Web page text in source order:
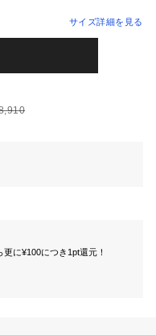
サイズ詳細を見る
に¥100につき1pt還元！